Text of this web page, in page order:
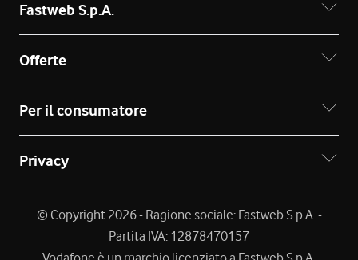
Fastweb S.p.A.
Offerte
Per il consumatore
Privacy
© Copyright 2026 - Ragione sociale: Fastweb S.p.A. -
Partita IVA: 12878470157